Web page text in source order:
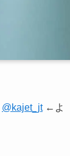
@kajet_jt←よ